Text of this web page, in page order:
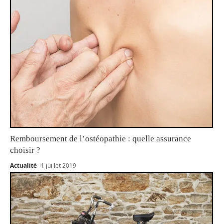
Remboursement de l’ostéopathie : quelle assurance
choisir ?
Actualité 1 juillet 2019